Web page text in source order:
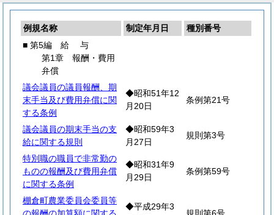
例規名称 制定年月日
種別番号
■ 第5編 給 与
第1章 報酬・費用
弁償
議会議員の議員報酬、期
末手当及び費用弁償に関
する条例
◆昭和51年12
月20日
条例第21号
議会議員の期末手当の支
給に関する規則
◆昭和59年3
月27日
規則第3号
特別職の職員で非常勤の
ものの報酬及び費用弁償
に関する条例
◆昭和31年9
月29日
条例第59号
棚倉町農業委員会委員等
◆平成29年3